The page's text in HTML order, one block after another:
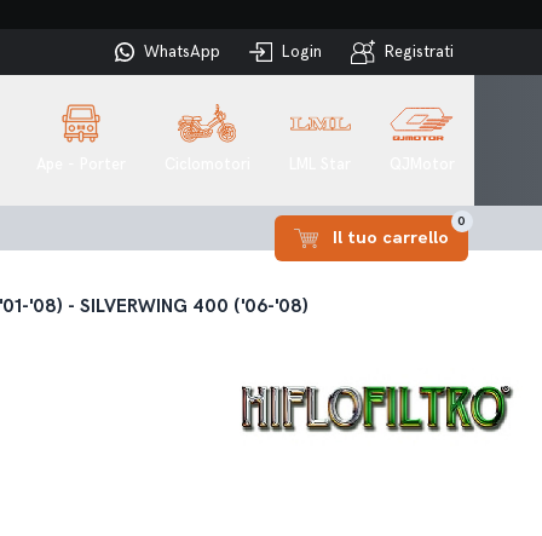
WhatsApp Login Registrati
Il tuo carrello
0
'08) - SILVERWING 400 ('06-'08)